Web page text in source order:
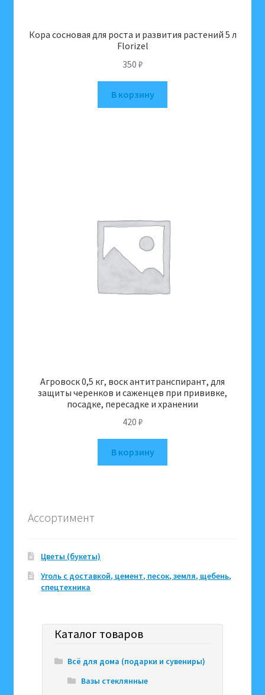
Кора сосновая для роста и развития растений 5 л
Florizel
350 ₽
В корзину
Агровоск 0,5 кг, воск антитранспирант, для
защиты черенков и саженцев при прививке,
посадке, пересадке и хранении
420 ₽
В корзину
Ассортимент
Цветы (букеты)
Уголь с доставкой, цемент, песок, земля, щебень,
спецтехника
Каталог товаров
Всё для дома (подарки и сувениры)
Вазы стеклянные